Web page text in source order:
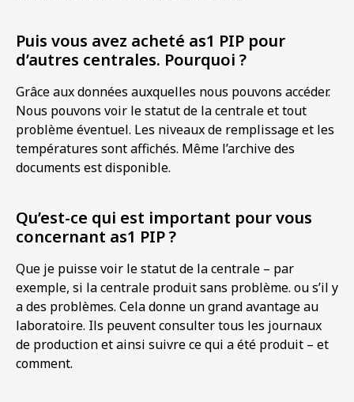
Puis vous avez acheté as1 PIP pour
d’autres centrales. Pourquoi ?
Grâce aux données auxquelles nous pouvons accéder.
Nous pouvons voir le statut de la centrale et tout
problème éventuel. Les niveaux de remplissage et les
températures sont affichés. Même l’archive des
documents est disponible.
Qu’est-ce qui est important pour vous
concernant as1 PIP ?
Que je puisse voir le statut de la centrale – par
exemple, si la centrale produit sans problème. ou s’il y
a des problèmes. Cela donne un grand avantage au
laboratoire. Ils peuvent consulter tous les journaux
de production et ainsi suivre ce qui a été produit – et
comment.